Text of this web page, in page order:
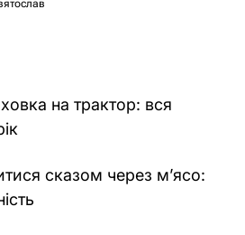
на трактор: вся
сказом через м’ясо: